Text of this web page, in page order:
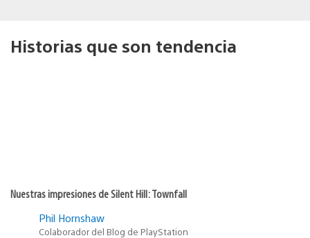
Historias que son tendencia
Nuestras impresiones de Silent Hill: Townfall
Phil Hornshaw
Colaborador del Blog de PlayStation